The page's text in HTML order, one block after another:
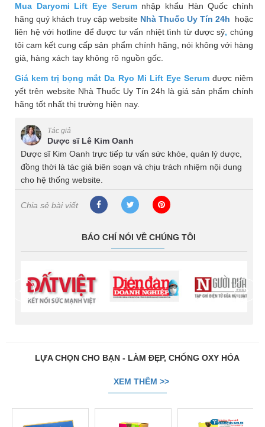
Mua Daryomi Lift Eye Serum nhập khẩu Hàn Quốc chính
hãng quý khách truy cập website Nhà Thuốc Uy Tín 24h
hoặc
liên hệ với hotline để được tư vấn nhiệt tình từ dược sỹ,chúng
tôi cam kết cung cấp sản phẩm chính hãng, nói không với hàng
giả, hàng xách tay không rõ nguồn gốc.
Giá kem trị bọng mắt Da Ryo Mi Lift Eye Serum được niêm
yết trên website Nhà Thuốc Uy Tín 24h là giá sản phẩm chính
hãng tốt nhất thị trường hiện nay.
Tác giả
Dược sĩ Lê Kim Oanh
Dược sĩ Kim Oanh trực tiếp tư vấn sức khỏe, quản lý dược,
đồng thời là tác giả biên soạn và chịu trách nhiệm nội dung
cho hệ thống website.
Chia sẻ bài viết
BÁO CHÍ NÓI VỀ CHÚNG TÔI
prev next
LỰA CHỌN CHO BẠN - LÀM ĐẸP, CHỐNG OXY HÓA
XEM THÊM >>